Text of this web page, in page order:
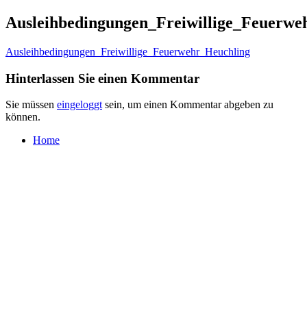
Ausleihbedingungen_Freiwillige_Feuerwehr_Heuchling
Hinterlassen Sie einen Kommentar
Sie müssen eingeloggt sein, um einen Kommentar abgeben zu
können.
Home